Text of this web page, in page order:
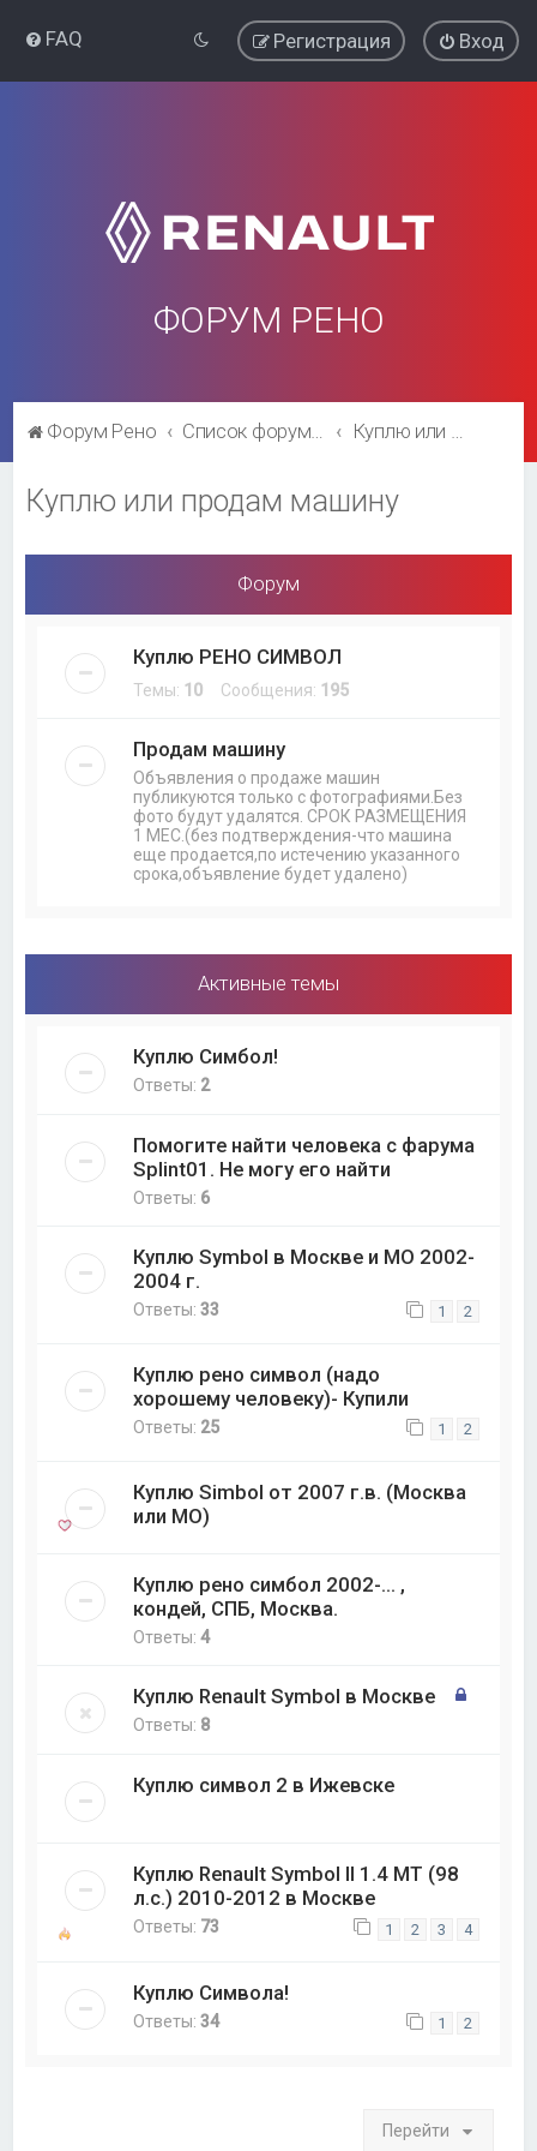
FAQ Вход
Регистрация
ФОРУМ РЕНО
Форум Рено Список форумов Куплю или продам машину
Куплю или продам машину
Форум
Куплю РЕНО СИМВОЛ
Темы: 10 Сообщения: 195
Продам машину
Объявления о продаже машин
публикуются только с фотографиями.Без
фото будут удалятся. СРОК РАЗМЕЩЕНИЯ
1 МЕС.(без подтверждения-что машина
еще продается,по истечению указанного
срока,объявление будет удалено)
Активные темы
Куплю Симбол!
Ответы: 2
Помогите найти человека с фарума
Splint01. Не могу его найти
Ответы: 6
Куплю Symbol в Москве и МО 2002-
2004 г.
Ответы:33 1 2
Куплю рено символ (надо
хорошему человеку)- Купили
Ответы: 25 1 2
Куплю Simbol от 2007 г.в. (Москва
или МО)
Куплю рено симбол 2002-... ,
кондей, СПБ, Москва.
Ответы:4
Куплю Renault Symbol в Москве
Ответы: 8
Куплю символ 2 в Ижевске
Куплю Renault Symbol ll 1.4 MT (98
л.с.) 2010-2012 в Москве
Ответы: 73 1 2 3 4
Куплю Символа!
Ответы:34 1 2
Перейти